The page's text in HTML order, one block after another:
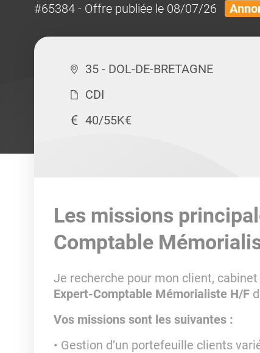
#65384 - Offre publiée le 08/07/26
35 - DOL-DE-BRETAGNE
CDI
40/55K€
Les missions
Comptable
Je recherche pour mon client,
Expert-Comptable Mémorialiste H/F
Vos missions sont les suivantes :
Gestion d’un portefeuille clients